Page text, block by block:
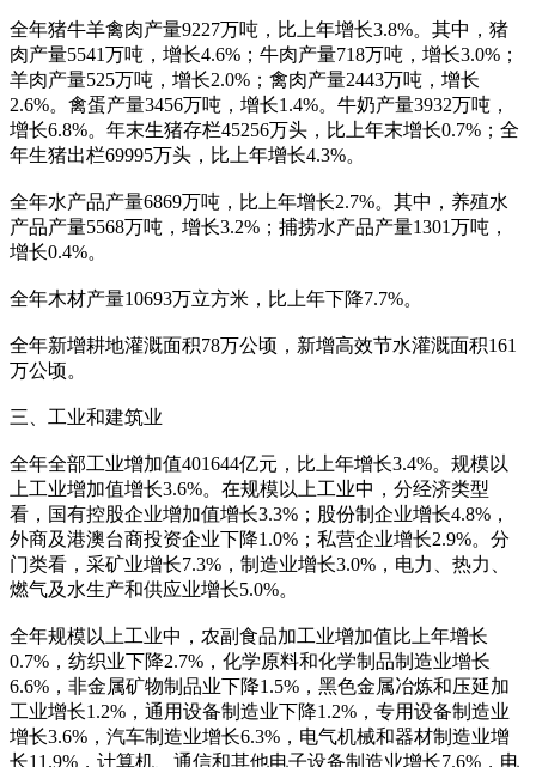
全年猪牛羊禽肉产量9227万吨，比上年增长3.8%。其中，猪
肉产量5541万吨，增长4.6%；牛肉产量718万吨，增长3.0%；
羊肉产量525万吨，增长2.0%；禽肉产量2443万吨，增长
2.6%。禽蛋产量3456万吨，增长1.4%。牛奶产量3932万吨，
增长6.8%。年末生猪存栏45256万头，比上年末增长0.7%；全
年生猪出栏69995万头，比上年增长4.3%。
全年水产品产量6869万吨，比上年增长2.7%。其中，养殖水
产品产量5568万吨，增长3.2%；捕捞水产品产量1301万吨，
增长0.4%。
全年木材产量10693万立方米，比上年下降7.7%。
全年新增耕地灌溉面积78万公顷，新增高效节水灌溉面积161
万公顷。
三、工业和建筑业
全年全部工业增加值401644亿元，比上年增长3.4%。规模以
上工业增加值增长3.6%。在规模以上工业中，分经济类型
看，国有控股企业增加值增长3.3%；股份制企业增长4.8%，
外商及港澳台商投资企业下降1.0%；私营企业增长2.9%。分
门类看，采矿业增长7.3%，制造业增长3.0%，电力、热力、
燃气及水生产和供应业增长5.0%。
全年规模以上工业中，农副食品加工业增加值比上年增长
0.7%，纺织业下降2.7%，化学原料和化学制品制造业增长
6.6%，非金属矿物制品业下降1.5%，黑色金属冶炼和压延加
工业增长1.2%，通用设备制造业下降1.2%，专用设备制造业
增长3.6%，汽车制造业增长6.3%，电气机械和器材制造业增
长11.9%，计算机、通信和其他电子设备制造业增长7.6%，电